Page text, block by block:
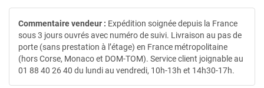
Commentaire vendeur : Expédition soignée depuis la France
sous 3 jours ouvrés avec numéro de suivi. Livraison au pas de
porte (sans prestation à l’étage) en France métropolitaine
(hors Corse, Monaco et DOM-TOM). Service client joignable au
01 88 40 26 40 du lundi au vendredi, 10h-13h et 14h30-17h.